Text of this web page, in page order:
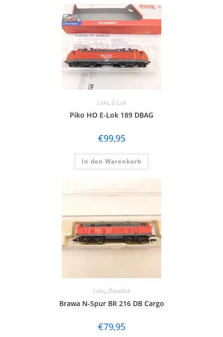
Loks, E-Lok
Piko HO E-Lok 189 DBAG
€99,95
In den Warenkorb
Loks, Diesellok
Brawa N-Spur BR 216 DB Cargo
€79,95